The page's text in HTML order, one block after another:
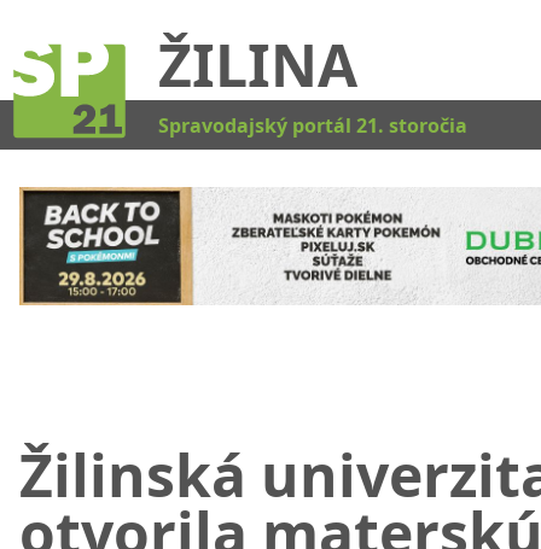
ŽILINA
Spravodajský portál 21. storočia
Žilinská
otvorila